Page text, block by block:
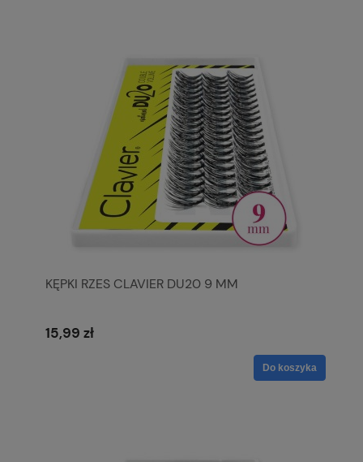
KĘPKI RZES CLAVIER DU20 9 MM
15,99 zł
Do koszyka